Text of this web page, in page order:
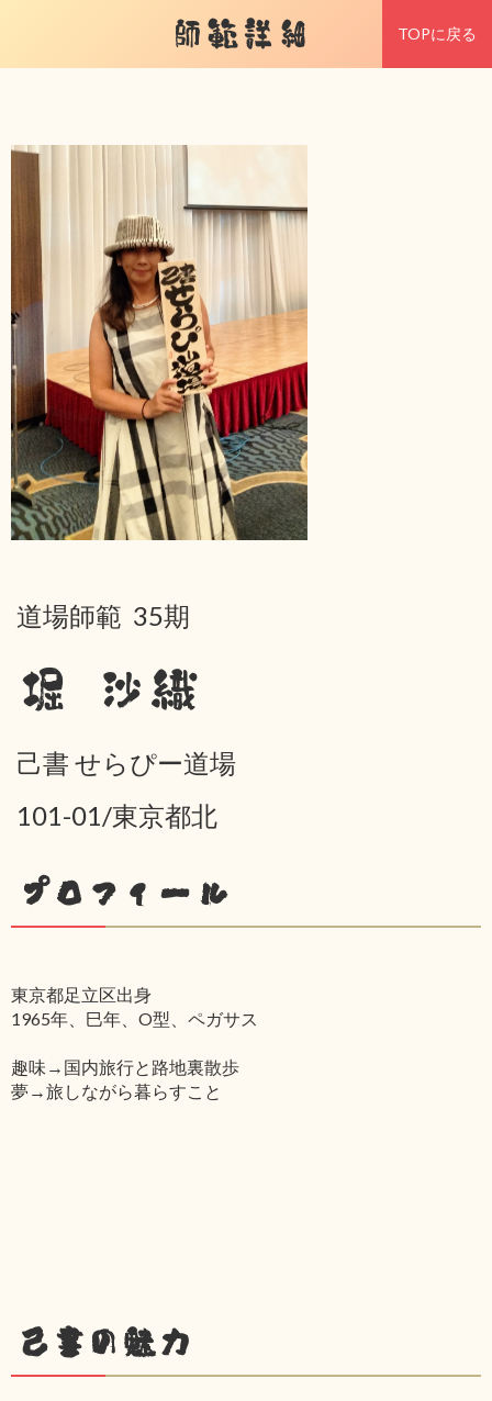
師範詳細 TOPに戻る
道場師範 35期
堀 沙織
己書 せらぴー道場
101-01/東京都北
プロフィール
東京都足立区出身
1965年、巳年、O型、ペガサス
趣味→国内旅行と路地裏散歩
夢→旅しながら暮らすこと
己書の魅力